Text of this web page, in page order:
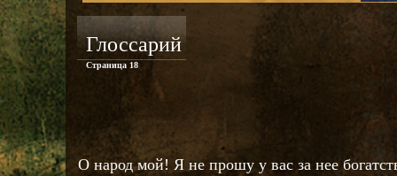
Глоссарий
Страница 18
О народ мой! Я не прошу у вас за нее